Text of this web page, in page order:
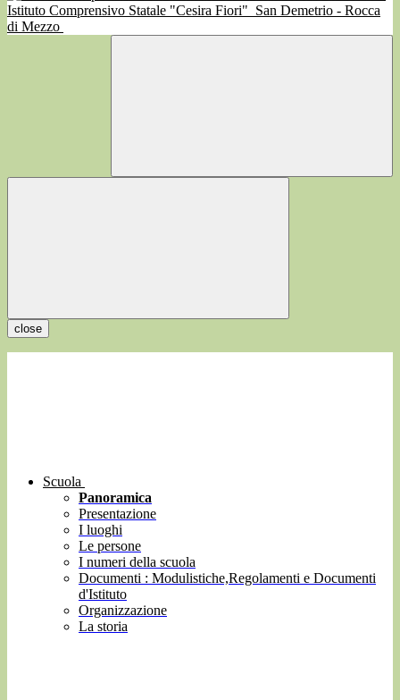
Istituto Comprensivo Statale "Cesira Fiori" San Demetrio - Rocca
di Mezzo
close
Scuola
Panoramica
Presentazione
I luoghi
Le persone
I numeri della scuola
Documenti : Modulistiche,Regolamenti e Documenti
d'Istituto
Organizzazione
La storia